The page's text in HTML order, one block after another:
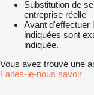
Substitution de
entreprise réelle
Avant d'effectuer
indiquées sont
indiquée.
Vous avez trouvé une
Faites-le-nous savoir